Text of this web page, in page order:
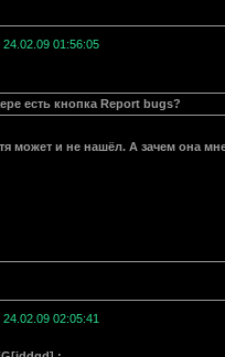
01:56:05
есть кнопка Report bugs?
может и не нашёл. А зачем она
02:05:41